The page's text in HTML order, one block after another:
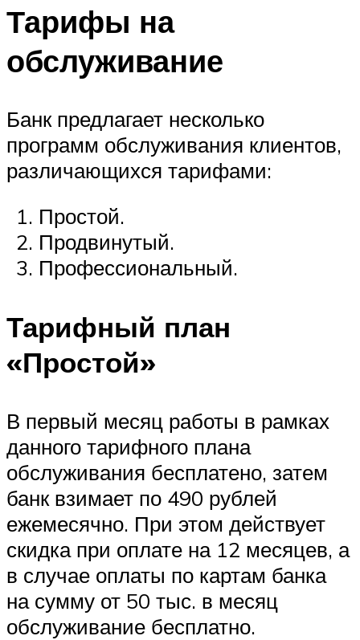
Тарифы на
обслуживание
Банк предлагает несколько
программ обслуживания клиентов,
различающихся тарифами:
Простой.
Продвинутый.
Профессиональный.
Тарифный план
«Простой»
В первый месяц работы в рамках
данного тарифного плана
обслуживания бесплатено, затем
банк взимает по 490 рублей
ежемесячно. При этом действует
скидка при оплате на 12 месяцев, а
в случае оплаты по картам банка
на сумму от 50 тыс. в месяц
обслуживание бесплатно.